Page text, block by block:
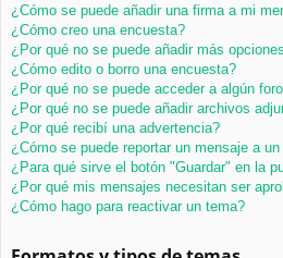
¿Cómo se puede añadir una firma a mi
¿Cómo creo una encuesta?
¿Por qué no se puede añadir más
¿Cómo edito o borro una encuesta?
¿Por qué no se puede acceder a algún
¿Por qué no se puede añadir archivos
¿Por qué recibí una advertencia?
¿Cómo se puede reportar un mensaje a un
¿Para qué sirve el botón "Guardar" en la
¿Por qué mis mensajes necesitan ser
¿Cómo hago para reactivar un tema?